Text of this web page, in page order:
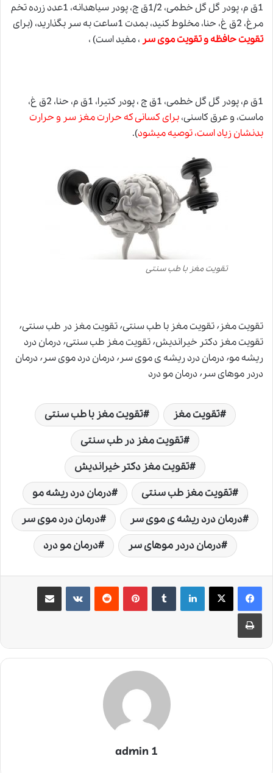
1ق م، پودر گل گل خطمى، 1/2ق چ، پودر سياهدانه، 1عدد زرده تخم
مرغ، 2ق غ، حنا، مخلوط کنید، بمدت 1ساعت به سر بگذارید، (برای
تقویت حافظه و تقویت موی سر ، مفید است) ،
1ق م، پودر گل گل خطمى، 1ق چ ، پودر کتیرا، 1ق م، حنا، 2ق غ،
ماست، وعرق کاسنی،برای کسانی کهحرارت مغز سر و حرارت
بدنشان زیاد است، توصیه میشود).
تقویت مغز با طب سنتی
تقویت مغز٬ تقویت مغز با طب سنتی٬ تقویت مغز در طب سنتی٬
تقویت مغز دکتر خیراندیش٬ تقویت مغز طب سنتی٬ درمان درد
ریشه مو٬ درمان درد ریشه ی موی سر٬ درمان درد موی سر٬ درمان
دردر موهای سر٬ درمان مو درد
تقویت مغز
تقویت مغز با طب سنتی
تقویت مغز در طب سنتی
تقویت مغز دکتر خیراندیش
تقویت مغز طب سنتی
درمان درد ریشه مو
درمان درد ریشه ی موی سر
درمان درد موی سر
درمان دردر موهای سر
درمان مو درد
لینکدین ‫تامبلر ‫پین‌ترست‫رددیت ‫VKontakteاشتراک گذاری از طریق ایمیل
چاپ
admin 1